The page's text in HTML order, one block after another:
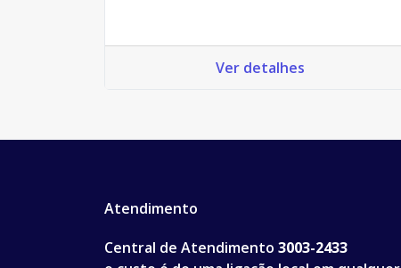
Ver detalhes
Atendimento
Central de Atendimento 3003-2433